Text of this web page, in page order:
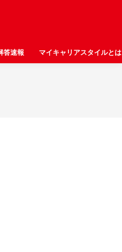
答速報 マイキャリアスタイルとは
答速報 マイキャリアスタイルとは